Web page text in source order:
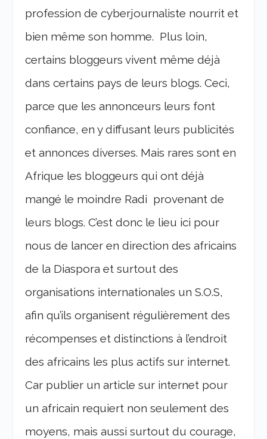
profession de cyberjournaliste nourrit et
bien même son homme. Plus loin,
certains bloggeurs vivent même déjà
dans certains pays de leurs blogs. Ceci,
parce que les annonceurs leurs font
confiance, en y diffusant leurs publicités
et annonces diverses. Mais rares sont en
Afrique les bloggeurs qui ont déjà
mangé le moindre Radi provenant de
leurs blogs. C’est donc le lieu ici pour
nous de lancer en direction des africains
de la Diaspora et surtout des
organisations internationales un S.O.S,
afin qu’ils organisent régulièrement des
récompenses et distinctions à l’endroit
des africains les plus actifs sur internet.
Car publier un article sur internet pour
un africain requiert non seulement des
moyens, mais aussi surtout du courage,